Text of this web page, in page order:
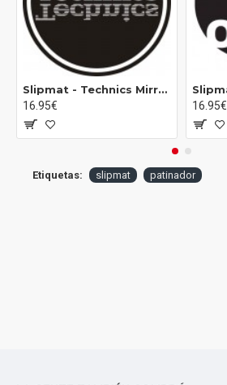
Slipmat - Technics Mirror 1 (pareja)
16.95€
16.95€
Etiquetas: slipmat patinador